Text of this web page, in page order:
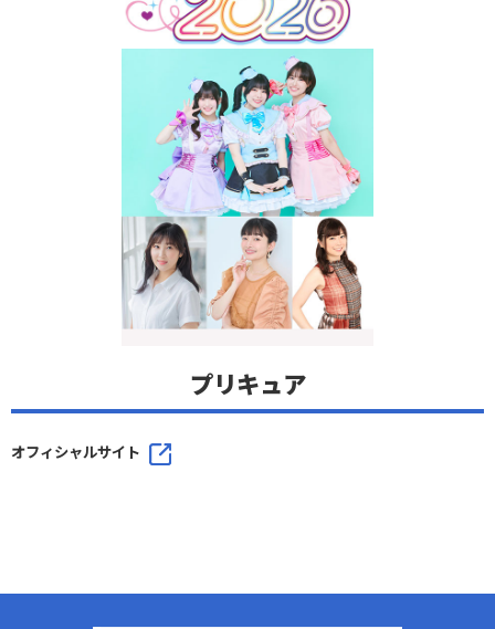
プリキュア
オフィシャルサイト